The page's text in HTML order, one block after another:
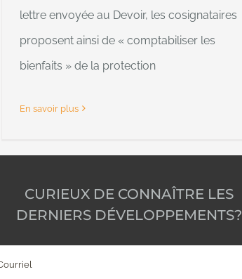
lettre envoyée au Devoir, les cosignataires
proposent ainsi de « comptabiliser les
bienfaits » de la protection
En savoir plus
CURIEUX DE CONNAÎTRE LES
DERNIERS DÉVELOPPEMENTS?